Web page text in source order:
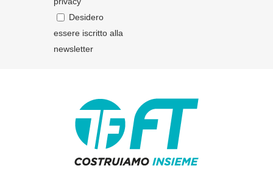
Desidero
essere iscritto alla
newsletter